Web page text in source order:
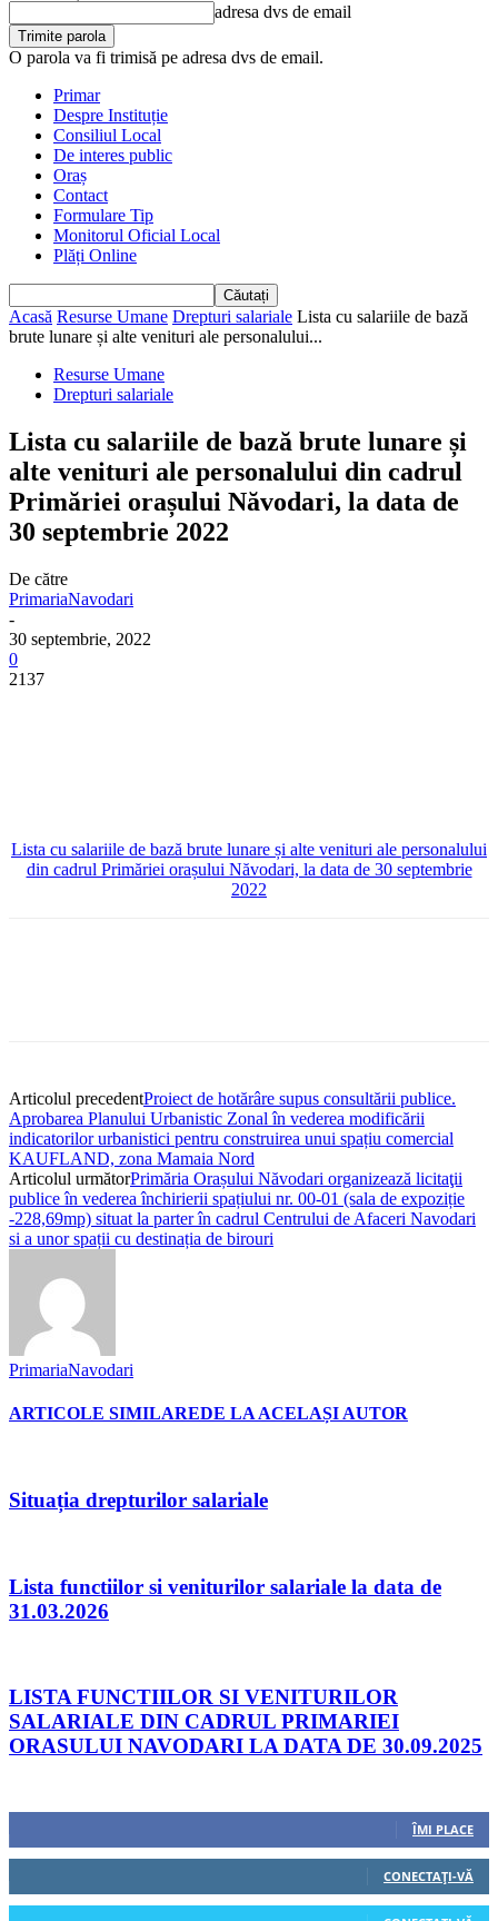
adresa dvs de email
O parola va fi trimisă pe adresa dvs de email.
Primar
Despre Instituție
Consiliul Local
De interes public
Oraș
Contact
Formulare Tip
Monitorul Oficial Local
Plăți Online
Acasă Resurse Umane Drepturi salariale Lista cu salariile de bază
brute lunare și alte venituri ale personalului...
Resurse Umane
Drepturi salariale
Lista cu salariile de bază brute lunare și
alte venituri ale personalului din cadrul
Primăriei orașului Năvodari, la data de
30 septembrie 2022
De către
PrimariaNavodari
-
30 septembrie, 2022
0
2137
Lista cu salariile de bază brute lunare și alte venituri ale personalului
din cadrul Primăriei orașului Năvodari, la data de 30 septembrie
2022
Articolul precedentProiect de hotărâre supus consultării publice.
Aprobarea Planului Urbanistic Zonal în vederea modificării
indicatorilor urbanistici pentru construirea unui spațiu comercial
KAUFLAND, zona Mamaia Nord
Articolul următorPrimăria Orașului Năvodari organizează licitaţii
publice în vederea închirierii spațiului nr. 00-01 (sala de expoziție
-228,69mp) situat la parter în cadrul Centrului de Afaceri Navodari
si a unor spații cu destinația de birouri
PrimariaNavodari
ARTICOLE SIMILAREDE LA ACELAȘI AUTOR
Situația drepturilor salariale
Lista functiilor si veniturilor salariale la data de
31.03.2026
LISTA FUNCTIILOR SI VENITURILOR
SALARIALE DIN CADRUL PRIMARIEI
ORASULUI NAVODARI LA DATA DE 30.09.2025
ÎMI PLACE
CONECTAȚI-VĂ